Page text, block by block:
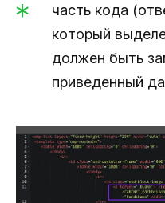
часть кода
который
должен быть
приведенный